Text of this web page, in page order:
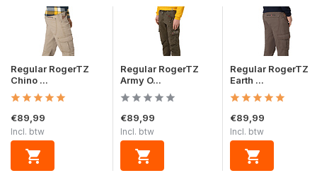
Regular RogerTZ
Chino ...
€89,99
Incl. btw
Regular RogerTZ
Army O...
€89,99
Incl. btw
Regular RogerTZ
Earth ...
€89,99
Incl. btw